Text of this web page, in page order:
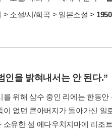
> 소설/시/희곡 > 일본소설 >
인을 밝혀내서는 안 된다.”
를 위해 삼수 중인 리에는 한동
이 없던 큰아버지가 돌아가신 일
소유한 섬 에다우치지마에 리조